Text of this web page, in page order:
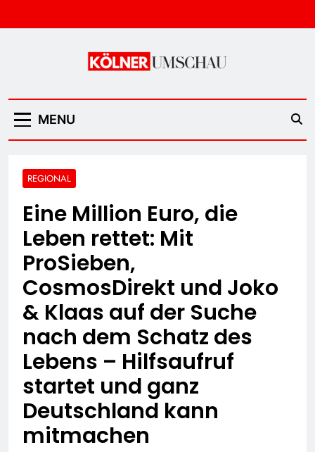
to
Kölner Umschau
MENU
REGIONAL
Eine Million Euro, die
Leben rettet: Mit
ProSieben,
CosmosDirekt und Joko
& Klaas auf der Suche
nach dem Schatz des
Lebens – Hilfsaufruf
startet und ganz
Deutschland kann
mitmachen